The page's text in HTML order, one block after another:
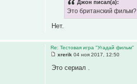
Джон писал(а):
Это британский фильм?
Нет.
Re: Тестовая игра "Угадай фильм"
xrerik 04 ноя 2017, 12:50
Это сериал .